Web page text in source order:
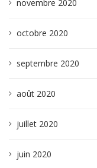
novembre 2020
octobre 2020
septembre 2020
août 2020
juillet 2020
juin 2020